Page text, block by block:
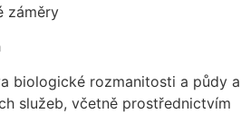
záměry
biologické rozmanitosti a půdy a
služeb, včetně prostřednictvím